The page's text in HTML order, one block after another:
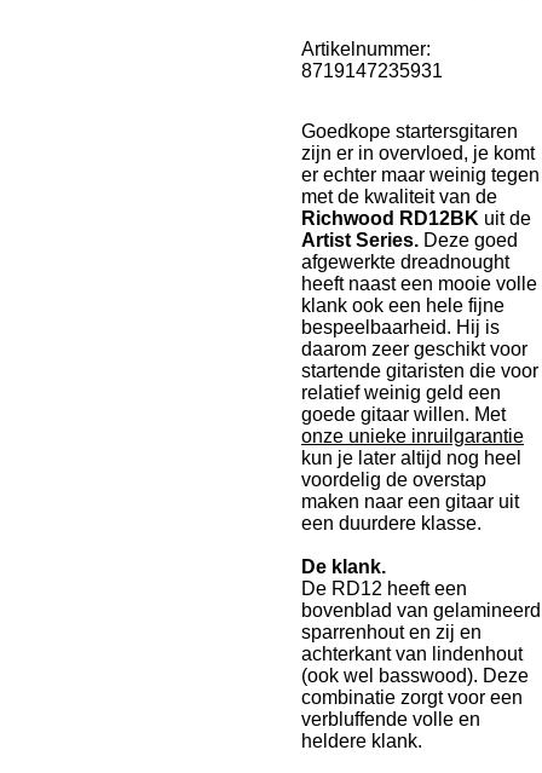
Artikelnummer:
8719147235931
Goedkope startersgitaren
zijn er in overvloed, je komt
er echter maar weinig tegen
met de kwaliteit van de
Richwood RD12BK uit de
Artist Series. Deze goed
afgewerkte dreadnought
heeft naast een mooie volle
klank ook een hele fijne
bespeelbaarheid. Hij is
daarom zeer geschikt voor
startende gitaristen die voor
relatief weinig geld een
goede gitaar willen. Met
onze unieke inruilgarantie
kun je later altijd nog heel
voordelig de overstap
maken naar een gitaar uit
een duurdere klasse.
De klank.
De RD12 heeft een
bovenblad van gelamineerd
sparrenhout en zij en
achterkant van lindenhout
(ook wel basswood). Deze
combinatie zorgt voor een
verbluffende volle en
heldere klank.